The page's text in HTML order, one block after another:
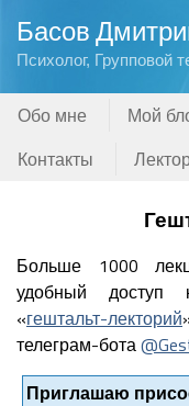
Басов
Психолог, Групповой
Обо мне Мой
Контакты
Больше 1000
удобный доступ
«гештальт-лекторий
телеграм-бота
Приглашаю